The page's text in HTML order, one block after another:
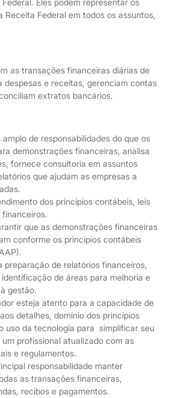
Eles podem representar os
Federal em todos os assuntos,
as transações financeiras diárias de
despesas e receitas, gerenciam contas
extratos bancários.
de responsabilidades do que os
demonstrações financeiras, analisa
fornece consultoria em assuntos
que ajudam as empresas a
dos princípios contábeis, leis
que as demonstrações financeiras
conforme os princípios contábeis
preparação de relatórios financeiros,
de áreas para melhoria e
gestão.
esteja atento para a capacidade de
detalhes, domínio dos princípios
uso da tecnologia para simplificar seu
profissional atualizado com as
e regulamentos.
responsabilidade manter
as transações financeiras,
recibos e pagamentos.